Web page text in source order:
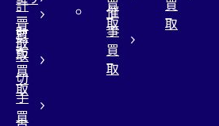
ー
買
取
計
買
取
財
布
買
取
切
手
買
買
取
買
取
催
事
買
取